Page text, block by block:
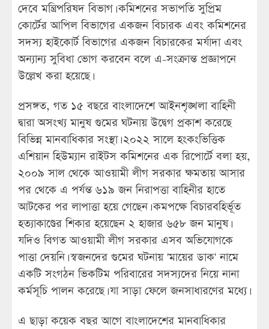
দেবে মন্ত্রিপরিষদ বিভাগ। কমিশনের সভাপতি সুপ্রিম
কোর্টের আপিল বিভাগের একজন বিচারক এবং কমিশনের
সদস্য হাইকোর্ট বিভাগের একজন বিচারকের মর্যাদা এবং
অন্যান্য সুবিধা ভোগ করবেন বলে এ-সংক্রান্ত প্রজ্ঞাপনে
উল্লেখ করা হয়েছে।
প্রসঙ্গত, গত ১৫ বছরে বাংলাদেশে আইনশৃঙ্খলা বাহিনী
দ্বারা অসংখ্য মানুষ গুমের ঘটনায় উদ্বেগ প্রকাশ করেছে
বিভিন্ন মানবাধিকার সংস্থা। ২০২২ সালে হংকংভিত্তিক
এশিয়ান হিউম্যান রাইটস কমিশনের এক রিপোর্টে বলা হয়,
২০০৯ সাল থেকে আওয়ামী লীগ সরকার ক্ষমতায় আসার
পর থেকে এ পর্যন্ত ৬১৯ জন নিরাপত্তা বাহিনীর হাতে
আটকের পর লাপাত্তা হয়ে গেছেন। কমপক্ষে বিচারবহির্ভূত
হত্যাকাণ্ডের শিকার হয়েছেন ২ হাজার ৬৫৮ জন মানুষ।
যদিও বিগত আওয়ামী লীগ সরকার এসব অভিযোগকে
পাত্তা দেয়নি। স্বজনদের গুমের ঘটনায় 'মায়ের ডাক' নামে
একটি সংগঠন ভিকটিম পরিবারের সদস্যদের নিয়ে নানা
কর্মসূচি পালন করেছে। যা সাড়া ফেলে জনসাধারণের মধ্যে।
এ ছাড়া কয়েক বছর আগে বাংলাদেশের মানবাধিকার